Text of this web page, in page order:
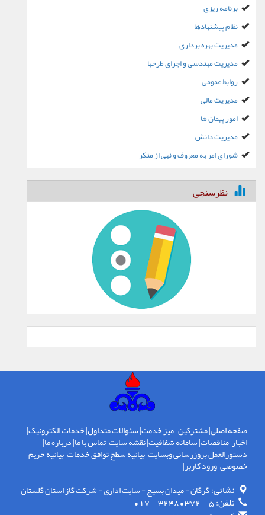
برنامه ریزی
نظام پیشنهادها
مدیریت بهره برداری
مدیریت مهندسی و اجرای طرحها
روابط عمومی
مدیریت مالی
امور پیمان ها
مدیریت دانش
شورای امر به معروف و نهی از منکر
نظرسنجی
صفحه اصلی|مشترکین|میز خدمت|سئوالات متداول|خدمات الکترونیک|
اخبار|مناقصات|سامانه شفافیت|نقشه سایت|تماس با ما|درباره ما|
دستورالعمل بروزرسانی وبسایت|بیانیه سطح توافق خدمات|بیانیه حریم
خصوصی|ورود کاربر|
نشانی:گرگان - ميدان بسيج - سايت اداری - شركت گاز استان گلستان
تلفن: 5 - 32480372 - 017